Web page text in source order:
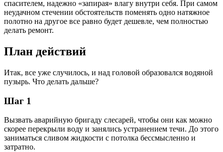
спасителем, надежно «запирая» влагу внутри себя. При самом
неудачном стечении обстоятельств поменять одно натяжное
полотно на другое все равно будет дешевле, чем полностью
делать ремонт.
План действий
Итак, все уже случилось, и над головой образовался водяной
пузырь. Что делать дальше?
Шаг 1
Вызвать аварийную бригаду слесарей, чтобы они как можно
скорее перекрыли воду и занялись устранением течи. До этого
заниматься сливом жидкости с потолка бессмысленно и
затратно.